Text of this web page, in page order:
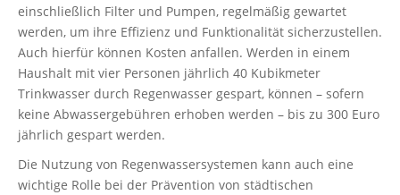
einschließlich Filter und Pumpen, regelmäßig gewartet
werden, um ihre Effizienz und Funktionalität sicherzustellen.
Auch hierfür können Kosten anfallen. Werden in einem
Haushalt mit vier Personen jährlich 40 Kubikmeter
Trinkwasser durch Regenwasser gespart, können – sofern
keine Abwassergebühren erhoben werden – bis zu 300 Euro
jährlich gespart werden.
Die Nutzung von Regenwassersystemen kann auch eine
wichtige Rolle bei der Prävention von städtischen